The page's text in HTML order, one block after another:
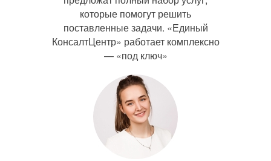
которые помогут решить
поставленные задачи. «Единый
КонсалтЦентр» работает комплексно
— «под ключ»